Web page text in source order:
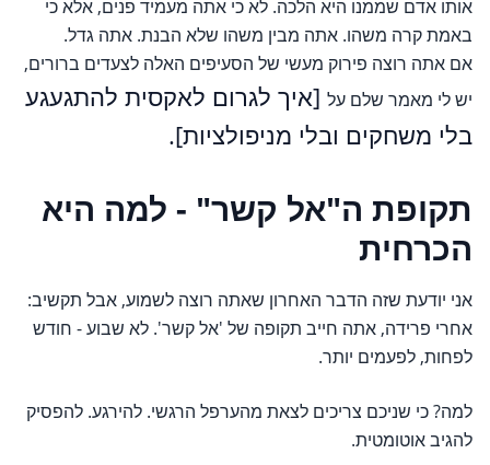
אותו אדם שממנו היא הלכה. לא כי אתה מעמיד פנים, אלא כי
באמת קרה משהו. אתה מבין משהו שלא הבנת. אתה גדל.
אם אתה רוצה פירוק מעשי של הסעיפים האלה לצעדים ברורים,
יש לי מאמר שלם על [איך לגרום לאקסית להתגעגע
בלי משחקים ובלי מניפולציות].
תקופת ה"אל קשר" - למה היא
הכרחית
אני יודעת שזה הדבר האחרון שאתה רוצה לשמוע, אבל תקשיב:
אחרי פרידה, אתה חייב תקופה של 'אל קשר'. לא שבוע - חודש
לפחות, לפעמים יותר.
למה? כי שניכם צריכים לצאת מהערפל הרגשי. להירגע. להפסיק
להגיב אוטומטית.